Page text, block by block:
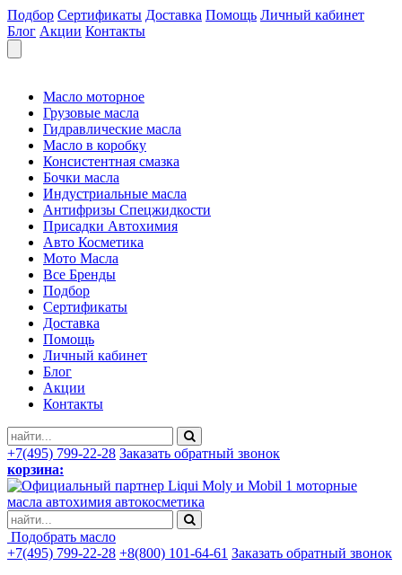
Подбор Сертификаты Доставка Помощь Личный кабинет
Блог Акции Контакты
Масло моторное
Грузовые масла
Гидравлические масла
Масло в коробку
Консистентная смазка
Бочки масла
Индустриальные масла
Антифризы Спецжидкости
Присадки Автохимия
Авто Косметика
Мото Масла
Все Бренды
Подбор
Сертификаты
Доставка
Помощь
Личный кабинет
Блог
Акции
Контакты
+7(495) 799-22-28 Заказать обратный звонок
корзина:
моторные
масла автохимия автокосметика
Подобрать масло
+7(495) 799-22-28 +8(800) 101-64-61 Заказать обратный звонок